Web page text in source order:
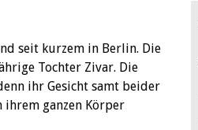
seit kurzem in Berlin. Die
Tochter Zivar. Die
ihr Gesicht samt beider
ihrem ganzen Körper